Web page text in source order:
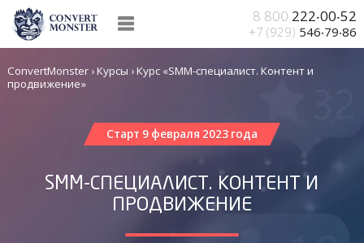
8 800 222‧00‧52
+7 (929) 546‧79‧86
ConvertMonster›Курсы ›Курс «SMM-специалист. Контент и
продвижение»
Старт 9 февраля 2023 года
SMM-СПЕЦИАЛИСТ. КОНТЕНТ И
ПРОДВИЖЕНИЕ